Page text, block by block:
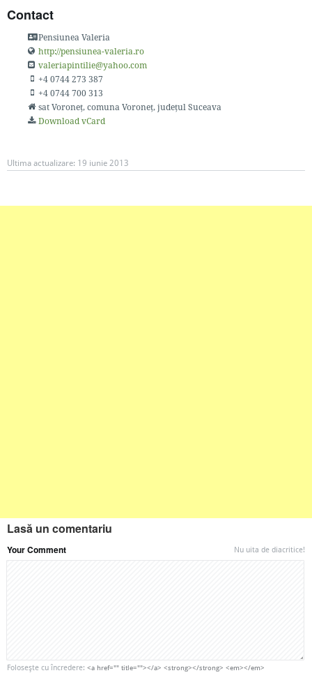
Contact
Pensiunea Valeria
http://pensiunea-valeria.ro
valeriapintilie@yahoo.com
+4 0744 273 387
+4 0744 700 313
sat Voroneț, comuna Voroneț, județul Suceava
Download vCard
Ultima actualizare: 19 iunie 2013
Lasă un comentariu
Your Comment Nu uita de diacritice!
Foloseşte cu încredere: <a href="" title=""></a> <strong></strong> <em></em>